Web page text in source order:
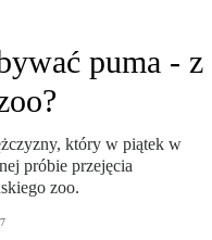
puma - z
który w piątek w
próbie przejęcia
zoo.